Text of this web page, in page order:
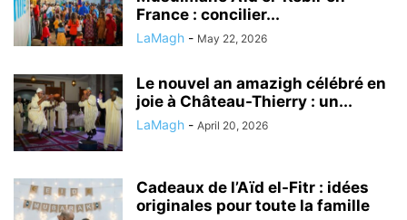
France : concilier...
LaMagh - May 22, 2026
Le nouvel an amazigh célébré en
joie à Château-Thierry : un...
LaMagh - April 20, 2026
Cadeaux de l’Aïd el-Fitr : idées
originales pour toute la famille